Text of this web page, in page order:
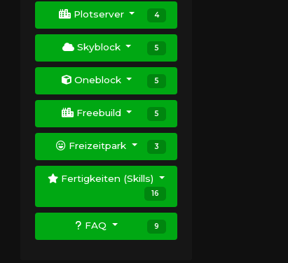
Plotserver 4
Skyblock 5
Oneblock 5
Freebuild 5
Freizeitpark 3
Fertigkeiten (Skills)
16
FAQ 9